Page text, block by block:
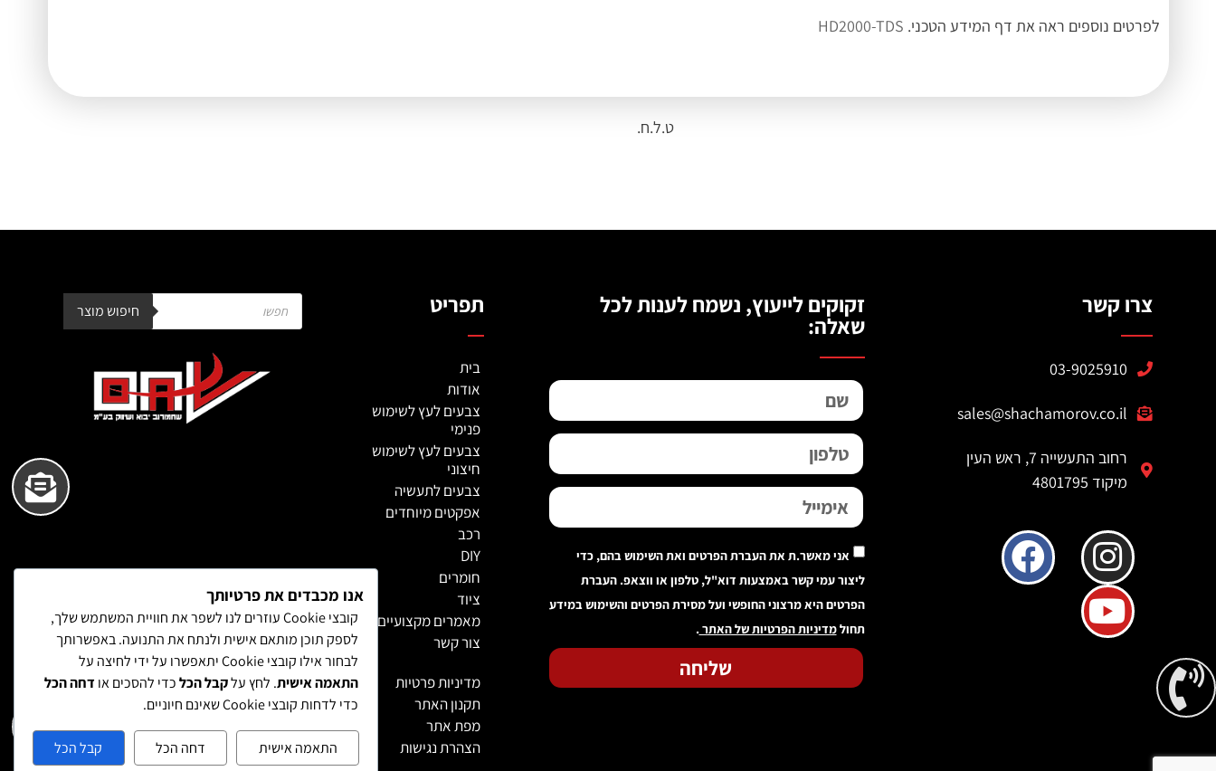
לפרטים נוספים ראה את דף המידע הטכני. HD2000-TDS
ט.ל.ח.
צרו קשר
03-9025910
sales@shachamorov.co.il
רחוב התעשייה 7, ראש העין
מיקוד 4801795
זקוקים לייעוץ, נשמח לענות לכל
שאלה:
אני מאשר.ת את העברת הפרטים ואת השימוש בהם, כדי
ליצור עמי קשר באמצעות דוא"ל, טלפון או ווצאפ. העברת
הפרטים היא מרצוני החופשי ועל מסירת הפרטים והשימוש במידע
תחולמדיניות הפרטיות של האתר.
שליחה
תפריט
בית
אודות
צבעים לעץ לשימוש
פנימי
צבעים לעץ לשימוש
חיצוני
צבעים לתעשיה
אפקטים מיוחדים
רכב
DIY
חומרים
ציוד
מאמרים מקצועיים
צור קשר
מדיניות פרטיות
תקנון האתר
מפת אתר
הצהרת נגישות
חיפוש מוצר
אנו מכבדים את פרטיותך
קובצי Cookie עוזרים לנו לשפר את חוויית המשתמש שלך,
לספק תוכן מותאם אישית ולנתח את התנועה. באפשרותך
לבחור אילו קובצי Cookie יתאפשרו על ידי לחיצה על
התאמה אישית. לחץ עלקבל הכלכדי להסכים או דחה הכל
כדי לדחות קובצי Cookie שאינם חיוניים.
התאמה אישית דחה הכל קבל הכל